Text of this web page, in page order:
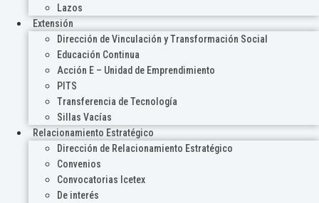
Lazos
Extensión
Dirección de Vinculación y Transformación Social
Educación Continua
Acción E – Unidad de Emprendimiento
PITS
Transferencia de Tecnología
Sillas Vacías
Relacionamiento Estratégico
Dirección de Relacionamiento Estratégico
Convenios
Convocatorias Icetex
De interés